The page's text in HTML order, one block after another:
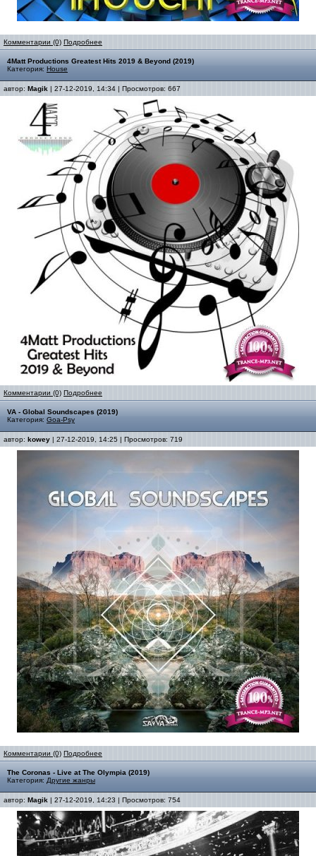
Комментарии (0) Подробнее
4Matt Productions Greatest Hits 2019 & Beyond (2019)
Категория: House
автор: Magik | 27-12-2019, 14:34 | Просмотров: 667
Комментарии (0) Подробнее
VA - Global Soundscapes (2019)
Категория: Goa-Psy
автор: kowey | 27-12-2019, 14:25 | Просмотров: 719
Комментарии (0) Подробнее
The Coronas - Live at The Olympia (2019)
Категория: Другие жанры
автор: Magik | 27-12-2019, 14:23 | Просмотров: 754